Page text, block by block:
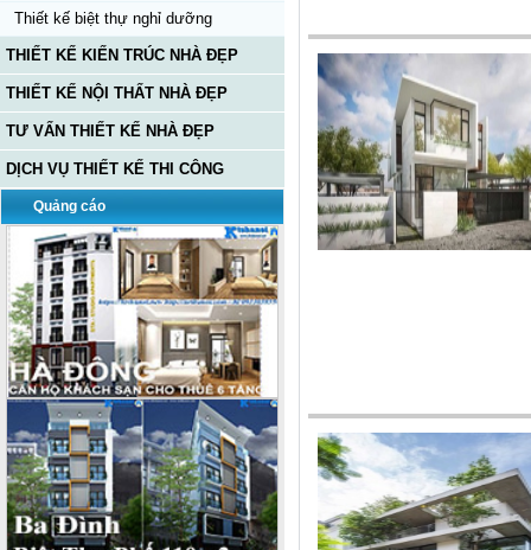
Thiết kế biệt thự nghỉ dưỡng
THIẾT KẾ KIẾN TRÚC NHÀ ĐẸP
THIẾT KẾ NỘI THẤT NHÀ ĐẸP
TƯ VẤN THIẾT KẾ NHÀ ĐẸP
DỊCH VỤ THIẾT KẾ THI CÔNG
Quảng cáo